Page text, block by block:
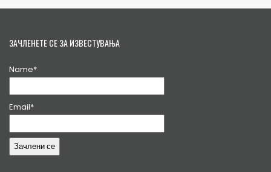
ЗАЧЛЕНЕТЕ СЕ ЗА ИЗВЕСТУВАЊА
Name*
Email*